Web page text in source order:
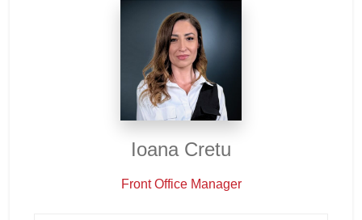
Ioana Cretu
Front Office Manager